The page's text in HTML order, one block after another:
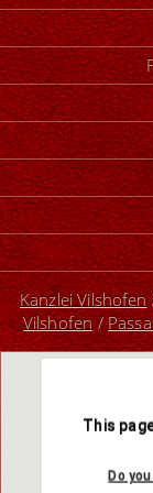
Kanzlei Vilshofen
Vilshofen/
This
Do